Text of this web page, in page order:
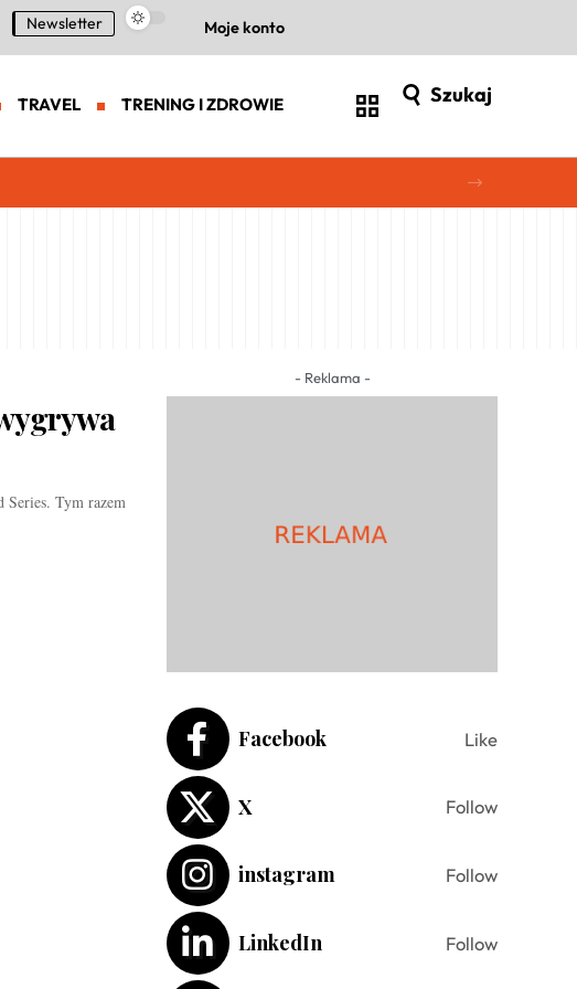
Newsletter Moje konto
TRAVEL TRENING I ZDROWIE Szukaj
Series. Tym razem
- Reklama -
Facebook Like
X Follow
instagram Follow
LinkedIn Follow